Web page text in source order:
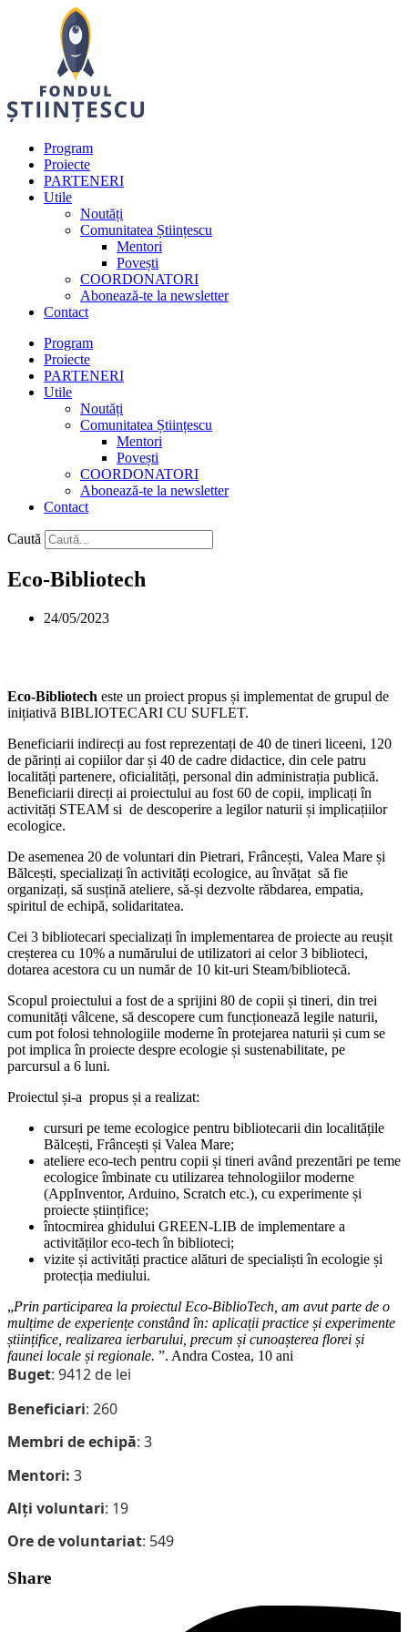
Program
Proiecte
PARTENERI
Utile
Noutăți
Comunitatea Științescu
Mentori
Povești
COORDONATORI
Abonează-te la newsletter
Contact
Program
Proiecte
PARTENERI
Utile
Noutăți
Comunitatea Științescu
Mentori
Povești
COORDONATORI
Abonează-te la newsletter
Contact
Caută
Eco-Bibliotech
24/05/2023
Eco-Bibliotech este un proiect propus și implementat de grupul de
inițiativă BIBLIOTECARI CU SUFLET.
Beneficiarii indirecți au fost reprezentați de 40 de tineri liceeni, 120
de părinți ai copiilor dar și 40 de cadre didactice, din cele patru
localități partenere, oficialități, personal din administrația publică.
Beneficiarii direcți ai proiectului au fost 60 de copii, implicați în
activități STEAM si de descoperire a legilor naturii și implicațiilor
ecologice.
De asemenea 20 de voluntari din Pietrari, Frâncești, Valea Mare și
Bălcești, specializați în activități ecologice, au învățat să fie
organizați, să susțină ateliere, să-și dezvolte răbdarea, empatia,
spiritul de echipă, solidaritatea.
Cei 3 bibliotecari specializați în implementarea de proiecte au reușit
creșterea cu 10% a numărului de utilizatori ai celor 3 biblioteci,
dotarea acestora cu un număr de 10 kit-uri Steam/bibliotecă.
Scopul proiectului a fost de a sprijini 80 de copii și tineri, din trei
comunități vâlcene, să descopere cum funcționează legile naturii,
cum pot folosi tehnologiile moderne în protejarea naturii și cum se
pot implica în proiecte despre ecologie și sustenabilitate, pe
parcursul a 6 luni.
Proiectul și-a propus și a realizat:
cursuri pe teme ecologice pentru bibliotecarii din localitățile
Bălcești, Frâncești și Valea Mare;
ateliere eco-tech pentru copii și tineri având prezentări pe teme
ecologice îmbinate cu utilizarea tehnologiilor moderne
(AppInventor, Arduino, Scratch etc.), cu experimente și
proiecte științifice;
întocmirea ghidului GREEN-LIB de implementare a
activităților eco-tech în biblioteci;
vizite și activități practice alături de specialiști în ecologie și
protecția mediului.
„Prin participarea la proiectul Eco-BiblioTech, am avut parte de o
mulțime de experiențe constând în: aplicații practice și experimente
științifice, realizarea ierbarului, precum și cunoașterea florei și
faunei locale și regionale. ”. Andra Costea, 10 ani
Buget: 9412 de lei
Beneficiari: 260
Membri de echipă: 3
Mentori: 3
Alți voluntari: 19
Ore de voluntariat: 549
Share